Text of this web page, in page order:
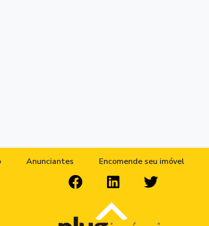
Anunciantes Encomende seu imóvel